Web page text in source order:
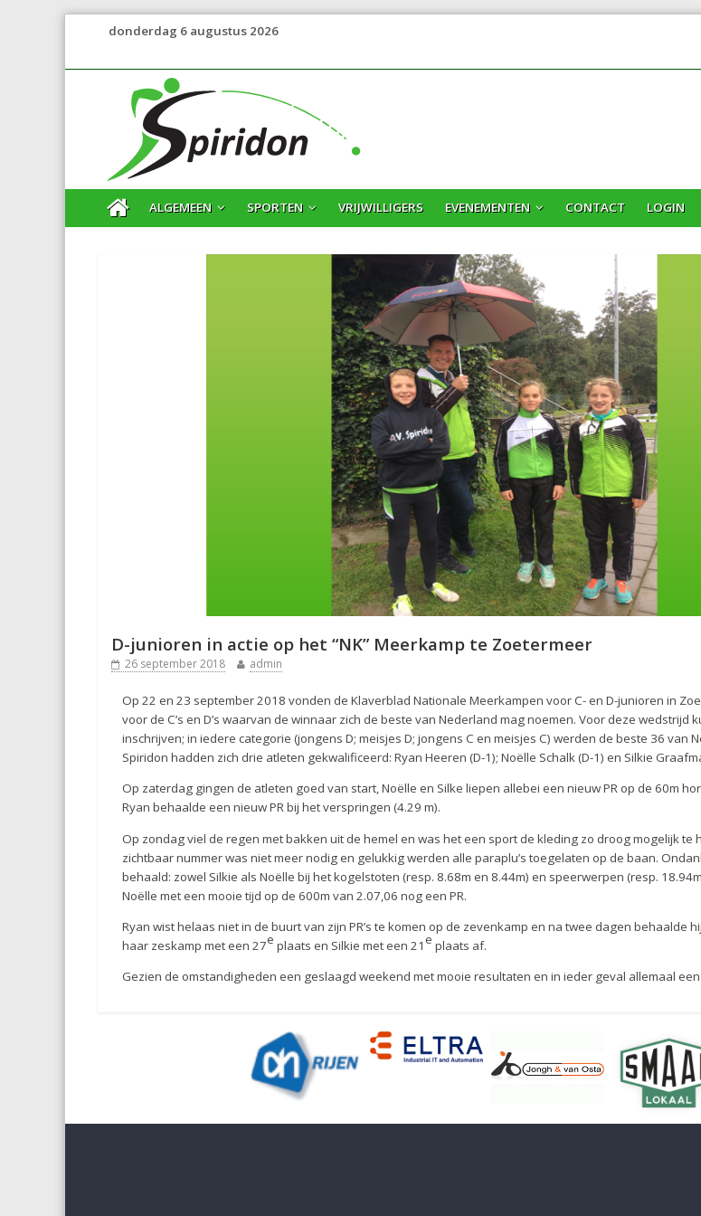
donderdag 6 augustus 2026
ALGEMEEN SPORTEN VRIJWILLIGERS EVENEMENTEN CONTACT LOGIN
D-junioren in actie op het “NK” Meerkamp te Zoetermeer
26 september 2018 admin
Op 22 en 23 september 2018 vonden de Klaverblad Nationale Meerkampen voor C- en D-junioren in
voor de C’s en D’s waarvan de winnaar zich de beste van Nederland mag noemen. Voor deze wedstrijd
inschrijven; in iedere categorie (jongens D; meisjes D; jongens C en meisjes C) werden de beste 36 van
Spiridon hadden zich drie atleten gekwalificeerd: Ryan Heeren (D-1); Noëlle Schalk (D-1) en Silkie
Op zaterdag gingen de atleten goed van start, Noëlle en Silke liepen allebei een nieuw PR op de 60m
Ryan behaalde een nieuw PR bij het verspringen (4.29 m).
Op zondag viel de regen met bakken uit de hemel en was het een sport de kleding zo droog mogelijk te
zichtbaar nummer was niet meer nodig en gelukkig werden alle paraplu’s toegelaten op de baan.
behaald: zowel Silkie als Noëlle bij het kogelstoten (resp. 8.68m en 8.44m) en speerwerpen (resp.
Noëlle met een mooie tijd op de 600m van 2.07,06 nog een PR.
Ryan wist helaas niet in de buurt van zijn PR’s te komen op de zevenkamp en na twee dagen behaalde
haar zeskamp met een 27e plaats en Silkie met een 21e plaats af.
Gezien de omstandigheden een geslaagd weekend met mooie resultaten en in ieder geval allemaal